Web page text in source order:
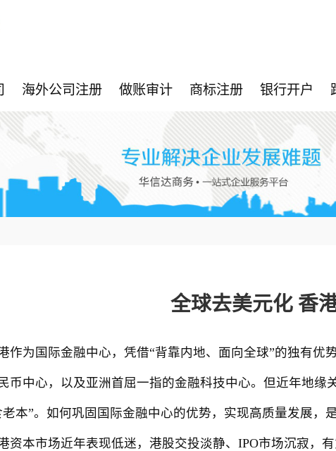
海外公司注册 做账审计 商标注册 银行开户
全球去美元化 香
为国际金融中心，凭借“背靠内地、面向全球”的独有优
币中心，以及亚洲首屈一指的金融科技中心。但近年地
老本”。如何巩固国际金融中心的优势，实现高质量发展，
本市场近年表现低迷，港股交投淡静、IPO市场沉寂，有